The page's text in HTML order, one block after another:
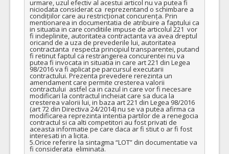
urmare, uzul efectiv al acestui articol nu va putea fi
niciodata considerat ca  reprezentand o schimbare a
condițiilor care au restricționat concurența. Prin
mentionarea in documentatia de atribuire a faptului ca
in situatia in care conditiile impuse de articolul 221  vor
fi indeplinite, autoritatea contractanta va avea dreptul
oricand de a uza de prevederile lui, autoritatea
contractanta  respecta principiul transparentei, putand
fi retinut faptul ca restrangerea concurentei nu va
putea fi invocata in situatia in care art 221 din Legea
98/2016 va fi aplicat pe parcursul executarii
contractului. Prezenta prevedere rerezinta un
amendament care permite cresterea valorii
contractului  astfel ca in cazul in care vor fi necesare
modificari la contractul incheiat care sa duca la
cresterea valorii lui, in baza art 221 din Legea 98/2016
(art 72 din Directiva 24/2014) nu se va putea afirma ca
modificarea reprezinta intentia partilor de a renegocia
contractul si ca alti competitori au fost privati de
aceasta informatie pe care daca ar fi stiut o ar fi fost
interesati in a licita.
5.Orice referire la sintagma “LOT” din documentatie va
fi considerata  eliminata.